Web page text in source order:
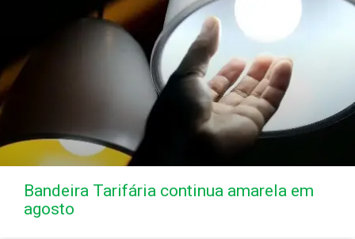
Bandeira Tarifária continua amarela em
agosto